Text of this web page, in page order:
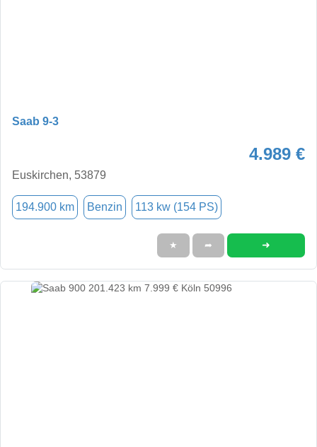
Saab 9-3
4.989 €
Euskirchen, 53879
194.900 km Benzin 113 kw (154 PS)
★ ➦ ➜